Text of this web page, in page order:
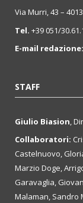
Via Murri, 43 –
Tel. +39 051/
E-mail redazione:
STAFF
Giulio Biasion,
Collaboratori:
Castelnuovo,
Marzio Doge,
Garavaglia,
Malaman, Sandro